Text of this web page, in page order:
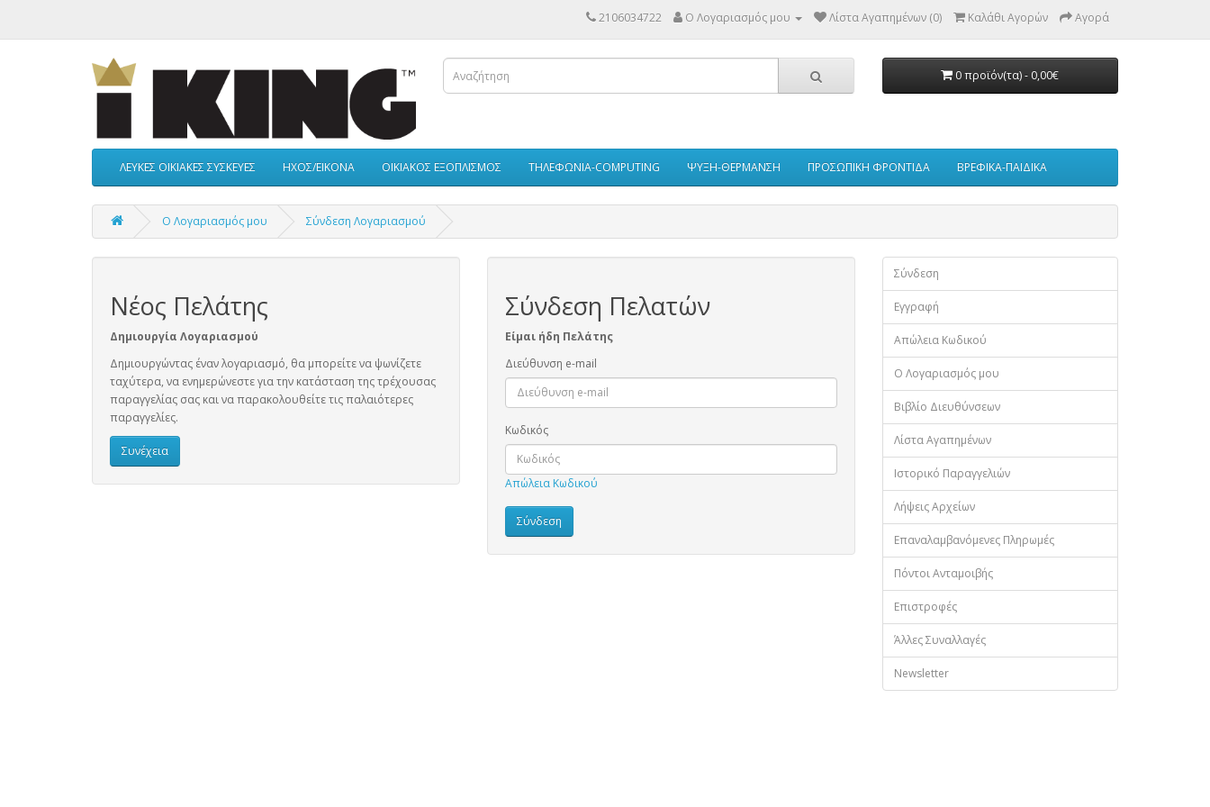
2106034722 Ο Λογαριασμός μου Λίστα Αγαπημένων (0) Καλάθι Αγορών Αγορά
0 προϊόν(τα) - 0,00€
ΛΕΥΚΕΣ ΟΙΚΙΑΚΕΣ ΣΥΣΚΕΥΕΣ ΗΧΟΣ/ΕΙΚΟΝΑ ΟΙΚΙΑΚΟΣ ΕΞΟΠΛΙΣΜΟΣ ΤΗΛΕΦΩΝΙΑ-COMPUTING ΨΥΞΗ-ΘΕΡΜΑΝΣΗ ΠΡΟΣΩΠΙΚΗ ΦΡΟΝΤΙΔΑ ΒΡΕΦΙΚΑ-ΠΑΙΔΙΚΑ
O Λογαριασμός μου Σύνδεση Λογαριασμού
Νέος Πελάτης
Δημιουργία Λογαριασμού
Δημιουργώντας έναν λογαριασμό, θα μπορείτε να ψωνίζετε
ταχύτερα, να ενημερώνεστε για την κατάσταση της τρέχουσας
παραγγελίας σας και να παρακολουθείτε τις παλαιότερες
παραγγελίες.
Συνέχεια
Σύνδεση Πελατών
Είμαι ήδη Πελάτης
Διεύθυνση e-mail
Κωδικός
Απώλεια Κωδικού
Σύνδεση
Εγγραφή
Απώλεια Κωδικού
Ο Λογαριασμός μου
Βιβλίο Διευθύνσεων
Λίστα Αγαπημένων
Ιστορικό Παραγγελιών
Λήψεις Αρχείων
Επαναλαμβανόμενες Πληρωμές
Πόντοι Ανταμοιβής
Επιστροφές
Άλλες Συναλλαγές
Newsletter